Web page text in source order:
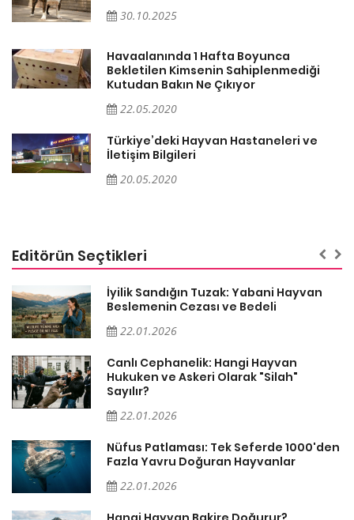
30.10.2025
Havaalanında 1 Hafta Boyunca
Bekletilen Kimsenin Sahiplenmediği
Kutudan Bakın Ne Çıkıyor
22.05.2020
Türkiye’deki Hayvan Hastaneleri ve
İletişim Bilgileri
20.05.2020
Editörün Seçtikleri
İyilik Sandığın Tuzak: Yabani Hayvan
Beslemenin Cezası ve Bedeli
22.01.2026
Canlı Cephanelik: Hangi Hayvan
Hukuken ve Askeri Olarak "Silah"
Sayılır?
22.01.2026
Nüfus Patlaması: Tek Seferde 1000'den
Fazla Yavru Doğuran Hayvanlar
22.01.2026